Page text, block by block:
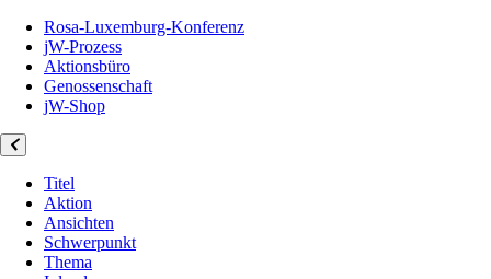
Rosa-Luxemburg-Konferenz
jW-Prozess
Aktionsbüro
Genossenschaft
jW-Shop
Titel
Aktion
Ansichten
Schwerpunkt
Thema